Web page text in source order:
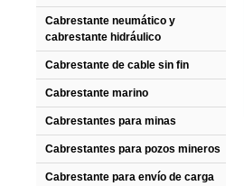
Cabrestante neumático y
cabrestante hidráulico
Cabrestante de cable sin fin
Cabrestante marino
Cabrestantes para minas
Cabrestantes para pozos mineros
Cabrestante para envío de carga